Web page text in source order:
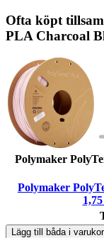
Ofta köpt
PLA Charcoal
Polymaker
Polymaker
Lägg till båda i